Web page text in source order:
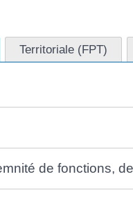
Territoriale (FPT)
de fonctions,